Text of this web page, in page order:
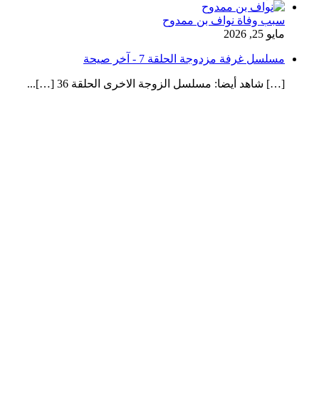
سبب وفاة نواف بن ممدوح
مايو 25, 2026
مسلسل غرفة مزدوجة الحلقة 7 - آخر صيحة
[…] شاهد أيضا: مسلسل الزوجة الاخرى الحلقة 36 […]...